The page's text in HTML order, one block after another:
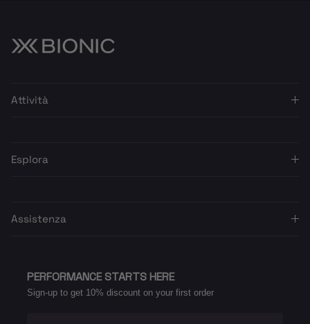
Attività
Esplora
Assistenza
PERFORMANCE STARTS HERE
Sign-up to get 10% discount on your first order